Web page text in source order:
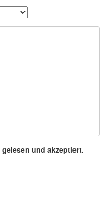
gelesen und akzeptiert.